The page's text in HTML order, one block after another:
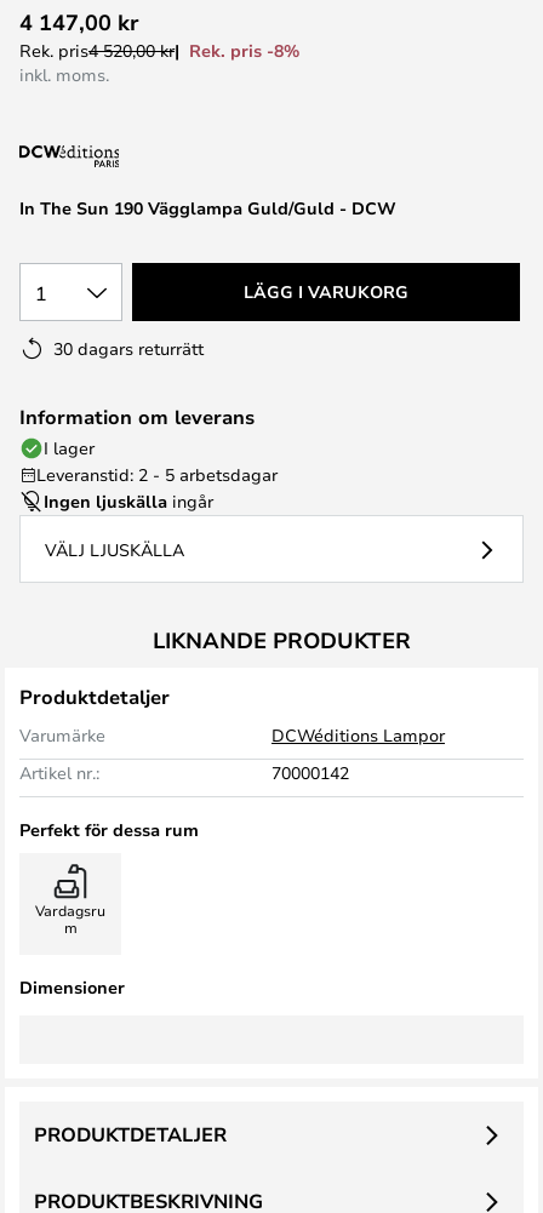
till
början
In The Sun 190 Vägglampa Guld/Guld - DCW
4 147,00 kr
Rek. pris4 520,00 kr
Rek. pris -8%
inkl. moms.
1 LÄGG I VARUKORG
30 dagars returrätt
Information om leverans
I lager
Leveranstid: 2 - 5 arbetsdagar
Ingen ljuskälla ingår
VÄLJ LJUSKÄLLA
LIKNANDE PRODUKTER
Produktdetaljer
Varumärke
DCWéditions Lampor
Artikel nr.:
70000142
Perfekt för dessa rum
Vardagsru
m
Dimensioner
PRODUKTBESKRIVNING
PRODUKTDETALJER